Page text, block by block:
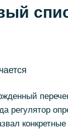
регулятор